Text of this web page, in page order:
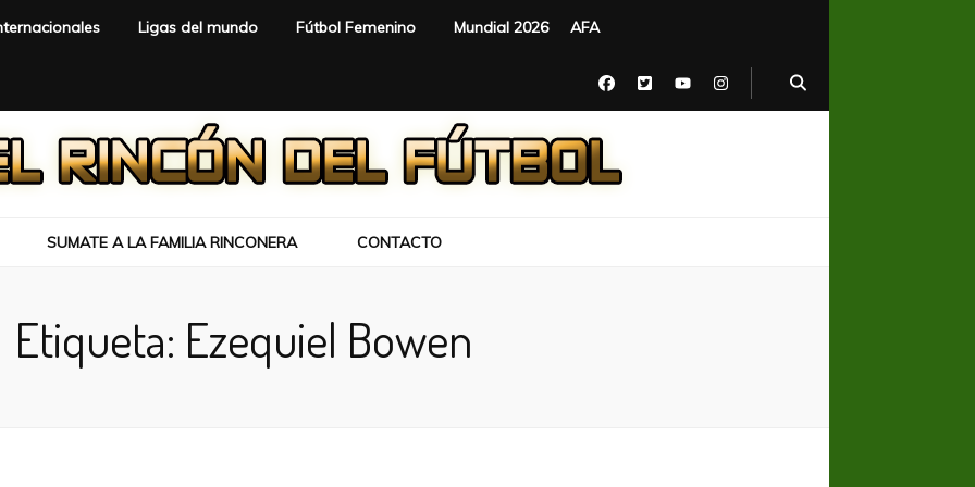
Ligas del mundo Fútbol Femenino Mundial 2026 AFA
SUMATE A LA FAMILIA RINCONERA CONTACTO
Etiqueta: Ezequiel Bowen